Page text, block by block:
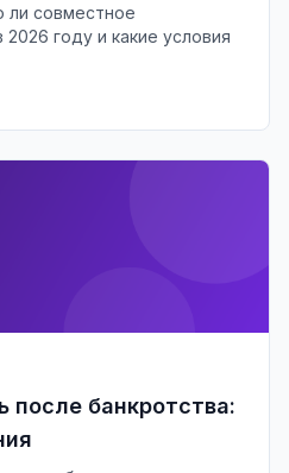
ли совместное
году и какие условия
после банкротства: